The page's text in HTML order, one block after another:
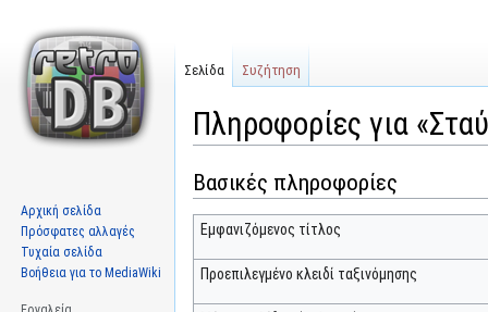
Πληροφορίες για
Μετάβαση
στην
πλοήγηση
Πήδηση
στην
αναζήτηση
Βασικές πληροφορίες
Εμφανιζόμενος τίτλος
Προεπιλεγμένο κλειδί ταξινόμησης
Σελίδα Συζήτηση
Αρχική σελίδα
Πρόσφατες αλλαγές
Τυχαία σελίδα
Βοήθεια για το MediaWiki